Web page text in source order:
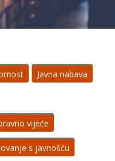
Javna nabava
vijeće
s javnošću